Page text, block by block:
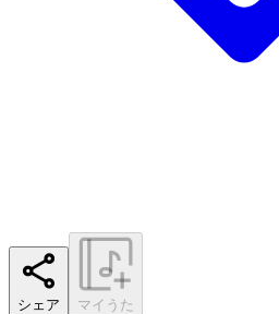
シェア マイうた